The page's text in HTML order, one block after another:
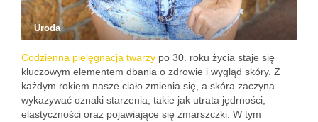
Uroda
Codzienna pielęgnacja twarzy po 30. roku życia staje się
kluczowym elementem dbania o zdrowie i wygląd skóry. Z
każdym rokiem nasze ciało zmienia się, a skóra zaczyna
wykazywać oznaki starzenia, takie jak utrata jędrności,
elastyczności oraz pojawiające się zmarszczki. W tym